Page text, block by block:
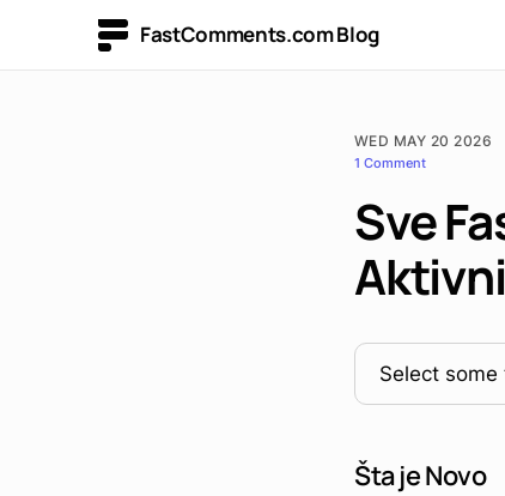
FastComments.com Blog
WED MAY 20 2026
1 Comment
Sve
Aktivni
Select
Šta je Novo